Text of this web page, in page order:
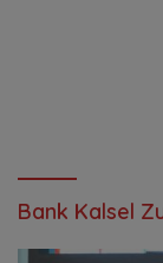
Bank Kalsel